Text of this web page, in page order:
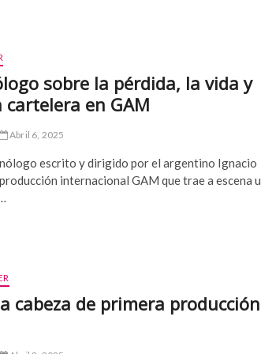
sobre la pérdida, la vida y
en GAM
Abril 6, 2025
escrito y dirigido por el argentino Ignacio
internacional GAM que trae a escena
cabeza de primera producción